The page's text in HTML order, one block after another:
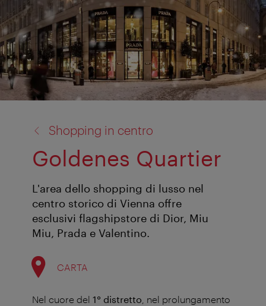
Shopping in centro
Goldenes Quartier
L'area dello shopping di lusso nel
centro storico di Vienna offre
esclusivi flagshipstore di Dior, Miu
Miu, Prada e Valentino.
CARTA
Nel cuore del 1° distretto , nel prolungamento